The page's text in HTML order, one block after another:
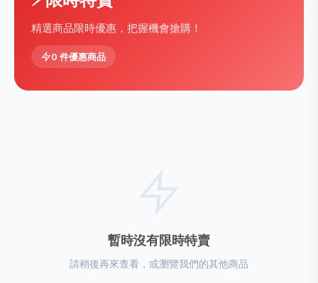
精選商品限時優惠，把握機會搶購！
0 件優惠商品
暫時沒有限時特賣
請稍後再來查看，或瀏覽我們的其他商品